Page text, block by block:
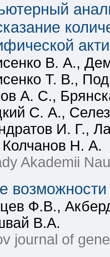
В. А.,
Т. В.,
А. С.,
С. А.,
И. Г.,
Н. А.
Akademii
Ф.В.,
В.А.
journal of